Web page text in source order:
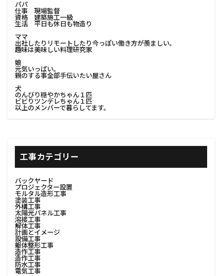
パパ
仕事 現場監督
資格 建築施工一級
生活 平日も休日も物造り
ママ
出社したりリモートしたり今っぽい働き方が羨ましい。
趣味は美味しい料理研究家
娘
元気いっぱい。
親のする事全部手伝いたい屋さん
犬
のんびり穏やかちゃん１匹
ビビりツンデレちゃん１匹
以上のメンバーで暮らしてます。
工事カテゴリー
バックヤード
プロジェクター設置
モルタル造形工事
塗装工事
外構工事
太陽光パネル工事
溶接工事
解体工事
計画とイメージ
設備工事
躯体整形工事
造作工事
造作工事
防水工事
電気工事